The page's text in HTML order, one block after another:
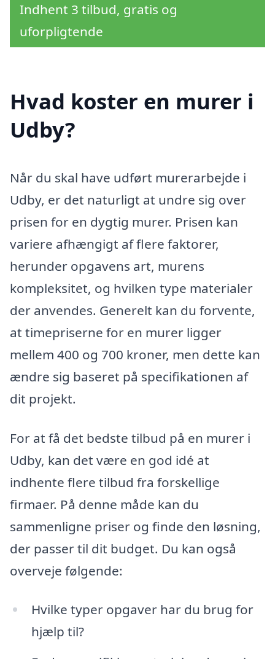
Indhent 3 tilbud, gratis og
uforpligtende
Hvad koster en murer i
Udby?
Når du skal have udført murerarbejde i
Udby, er det naturligt at undre sig over
prisen for en dygtig murer. Prisen kan
variere afhængigt af flere faktorer,
herunder opgavens art, murens
kompleksitet, og hvilken type materialer
der anvendes. Generelt kan du forvente,
at timepriserne for en murer ligger
mellem 400 og 700 kroner, men dette kan
ændre sig baseret på specifikationen af
dit projekt.
For at få det bedste tilbud på en murer i
Udby, kan det være en god idé at
indhente flere tilbud fra forskellige
firmaer. På denne måde kan du
sammenligne priser og finde den løsning,
der passer til dit budget. Du kan også
overveje følgende:
Hvilke typer opgaver har du brug for
hjælp til?